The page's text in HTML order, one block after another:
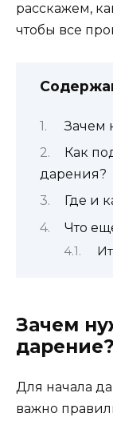
расскажем,
чтобы все
Зачем
Как
дарения?
Где и
Что
Зачем
дарение?
Для начала
важно